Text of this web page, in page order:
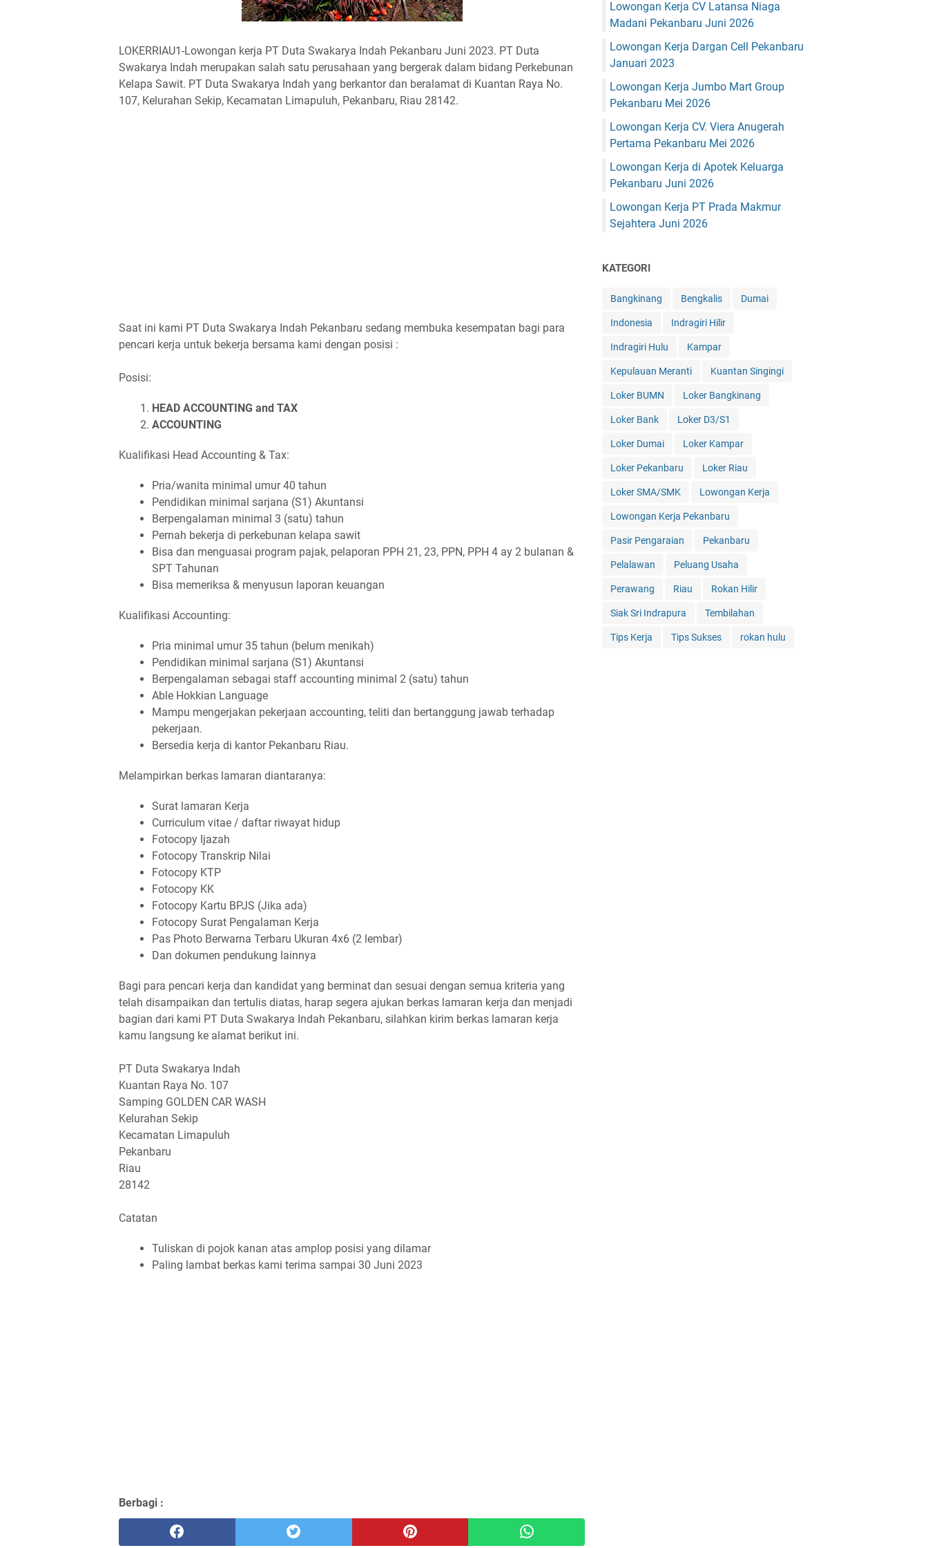
LOKERRIAU1-Lowongan kerja PT Duta Swakarya Indah Pekanbaru Juni 2023. PT Duta
Swakarya Indah merupakan salah satu perusahaan yang bergerak dalam bidang Perkebunan
Kelapa Sawit. PT Duta Swakarya Indah yang berkantor dan beralamat di Kuantan Raya No.
107, Kelurahan Sekip, Kecamatan Limapuluh, Pekanbaru, Riau 28142.
Saat ini kami PT Duta Swakarya Indah Pekanbaru sedang membuka kesempatan bagi para
pencari kerja untuk bekerja bersama kami dengan posisi :
Posisi:
HEAD ACCOUNTING and TAX
ACCOUNTING
Kualifikasi Head Accounting & Tax:
Pria/wanita minimal umur 40 tahun
Pendidikan minimal sarjana (S1) Akuntansi
Berpengalaman minimal 3 (satu) tahun
Pernah bekerja di perkebunan kelapa sawit
Bisa dan menguasai program pajak, pelaporan PPH 21, 23, PPN, PPH 4 ay 2 bulanan &
SPT Tahunan
Bisa memeriksa & menyusun laporan keuangan
Kualifikasi Accounting:
Pria minimal umur 35 tahun (belum menikah)
Pendidikan minimal sarjana (S1) Akuntansi
Berpengalaman sebagai staff accounting minimal 2 (satu) tahun
Able Hokkian Language
Mampu mengerjakan pekerjaan accounting, teliti dan bertanggung jawab terhadap
pekerjaan.
Bersedia kerja di kantor Pekanbaru Riau.
Melampirkan berkas lamaran diantaranya:
Surat lamaran Kerja
Curriculum vitae / daftar riwayat hidup
Fotocopy Ijazah
Fotocopy Transkrip Nilai
Fotocopy KTP
Fotocopy KK
Fotocopy Kartu BPJS (Jika ada)
Fotocopy Surat Pengalaman Kerja
Pas Photo Berwarna Terbaru Ukuran 4x6 (2 lembar)
Dan dokumen pendukung lainnya
Bagi para pencari kerja dan kandidat yang berminat dan sesuai dengan semua kriteria yang
telah disampaikan dan tertulis diatas, harap segera ajukan berkas lamaran kerja dan menjadi
bagian dari kami PT Duta Swakarya Indah Pekanbaru, silahkan kirim berkas lamaran kerja
kamu langsung ke alamat berikut ini.
PT Duta Swakarya Indah
Kuantan Raya No. 107
Samping GOLDEN CAR WASH
Kelurahan Sekip
Kecamatan Limapuluh
Pekanbaru
Riau
28142
Catatan
Tuliskan di pojok kanan atas amplop posisi yang dilamar
Paling lambat berkas kami terima sampai 30 Juni 2023
Berbagi :
Lowongan Kerja CV Latansa Niaga
Madani Pekanbaru Juni 2026
Lowongan Kerja Dargan Cell Pekanbaru
Januari 2023
Lowongan Kerja Jumbo Mart Group
Pekanbaru Mei 2026
Lowongan Kerja CV. Viera Anugerah
Pertama Pekanbaru Mei 2026
Lowongan Kerja di Apotek Keluarga
Pekanbaru Juni 2026
Lowongan Kerja PT Prada Makmur
Sejahtera Juni 2026
KATEGORI
Bangkinang Bengkalis Dumai
Indonesia Indragiri Hilir
Indragiri Hulu Kampar
Kepulauan Meranti Kuantan Singingi
Loker BUMN Loker Bangkinang
Loker Bank Loker D3/S1
Loker Dumai Loker Kampar
Loker Pekanbaru Loker Riau
Loker SMA/SMK Lowongan Kerja
Lowongan Kerja Pekanbaru
Pasir Pengaraian Pekanbaru
Pelalawan Peluang Usaha
Perawang Riau Rokan Hilir
Siak Sri Indrapura Tembilahan
Tips Kerja Tips Sukses rokan hulu